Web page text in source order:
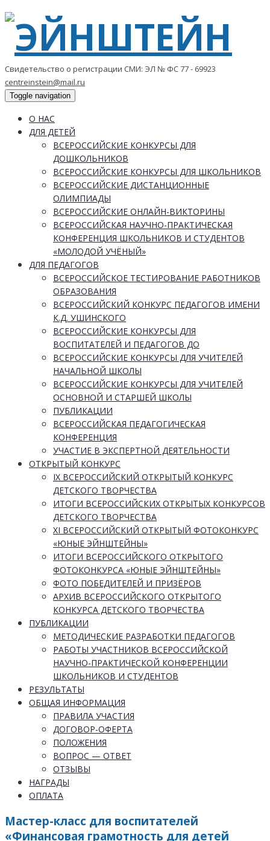
Свидетельство о регистрации СМИ: ЭЛ № ФС 77 - 69923
centreinstein@mail.ru
Toggle navigation
О НАС
ДЛЯ ДЕТЕЙ
ВСЕРОССИЙСКИЕ КОНКУРСЫ ДЛЯ
ДОШКОЛЬНИКОВ
ВСЕРОССИЙСКИЕ КОНКУРСЫ ДЛЯ ШКОЛЬНИКОВ
ВСЕРОССИЙСКИЕ ДИСТАНЦИОННЫЕ
ОЛИМПИАДЫ
ВСЕРОССИЙСКИЕ ОНЛАЙН-ВИКТОРИНЫ
ВСЕРОССИЙСКАЯ НАУЧНО-ПРАКТИЧЕСКАЯ
КОНФЕРЕНЦИЯ ШКОЛЬНИКОВ И СТУДЕНТОВ
«МОЛОДОЙ УЧЁНЫЙ»
ДЛЯ ПЕДАГОГОВ
ВСЕРОССИЙСКОЕ ТЕСТИРОВАНИЕ РАБОТНИКОВ
ОБРАЗОВАНИЯ
ВСЕРОССИЙСКИЙ КОНКУРС ПЕДАГОГОВ ИМЕНИ
К.Д. УШИНСКОГО
ВСЕРОССИЙСКИЕ КОНКУРСЫ ДЛЯ
ВОСПИТАТЕЛЕЙ И ПЕДАГОГОВ ДО
ВСЕРОССИЙСКИЕ КОНКУРСЫ ДЛЯ УЧИТЕЛЕЙ
НАЧАЛЬНОЙ ШКОЛЫ
ВСЕРОССИЙСКИЕ КОНКУРСЫ ДЛЯ УЧИТЕЛЕЙ
ОСНОВНОЙ И СТАРШЕЙ ШКОЛЫ
ПУБЛИКАЦИИ
ВСЕРОССИЙСКАЯ ПЕДАГОГИЧЕСКАЯ
КОНФЕРЕНЦИЯ
УЧАСТИЕ В ЭКСПЕРТНОЙ ДЕЯТЕЛЬНОСТИ
ОТКРЫТЫЙ КОНКУРС
IX ВСЕРОССИЙСКИЙ ОТКРЫТЫЙ КОНКУРС
ДЕТСКОГО ТВОРЧЕСТВА
ИТОГИ ВСЕРОССИЙСКИХ ОТКРЫТЫХ КОНКУРСОВ
ДЕТСКОГО ТВОРЧЕСТВА
XI ВСЕРОССИЙСКИЙ ОТКРЫТЫЙ ФОТОКОНКУРС
«ЮНЫЕ ЭЙНШТЕЙНЫ»
ИТОГИ ВСЕРОССИЙСКОГО ОТКРЫТОГО
ФОТОКОНКУРСА «ЮНЫЕ ЭЙНШТЕЙНЫ»
ФОТО ПОБЕДИТЕЛЕЙ И ПРИЗЁРОВ
АРХИВ ВСЕРОССИЙСКОГО ОТКРЫТОГО
КОНКУРСА ДЕТСКОГО ТВОРЧЕСТВА
ПУБЛИКАЦИИ
МЕТОДИЧЕСКИЕ РАЗРАБОТКИ ПЕДАГОГОВ
РАБОТЫ УЧАСТНИКОВ ВСЕРОССИЙСКОЙ
НАУЧНО-ПРАКТИЧЕСКОЙ КОНФЕРЕНЦИИ
ШКОЛЬНИКОВ И СТУДЕНТОВ
РЕЗУЛЬТАТЫ
ОБЩАЯ ИНФОРМАЦИЯ
ПРАВИЛА УЧАСТИЯ
ДОГОВОР-ОФЕРТА
ПОЛОЖЕНИЯ
ВОПРОС — ОТВЕТ
ОТЗЫВЫ
НАГРАДЫ
ОПЛАТА
Мастер-класс для воспитателей
«Финансовая грамотность для детей